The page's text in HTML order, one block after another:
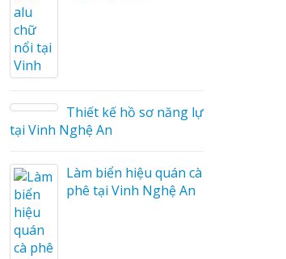
Thiết kế hồ sơ năng lực
tại Vinh Nghệ An
Làm biển hiệu quán cà
phê tại Vinh Nghệ An